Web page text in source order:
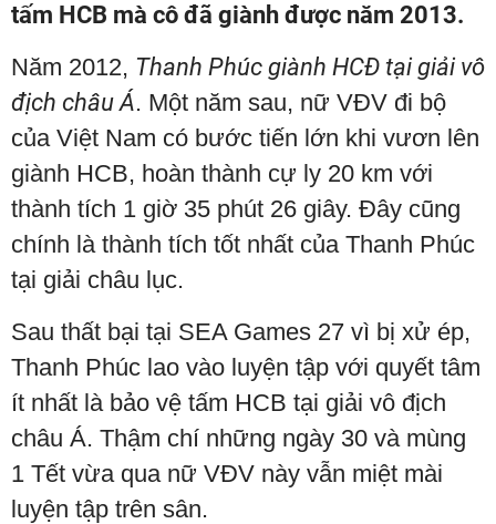
tấm HCB mà cô đã giành được năm 2013.
Năm 2012, Thanh Phúc giành HCĐ tại giải vô
địch châu Á. Một năm sau, nữ VĐV đi bộ
của Việt Nam có bước tiến lớn khi vươn lên
giành HCB, hoàn thành cự ly 20 km với
thành tích 1 giờ 35 phút 26 giây. Đây cũng
chính là thành tích tốt nhất của Thanh Phúc
tại giải châu lục.
Sau thất bại tại SEA Games 27 vì bị xử ép,
Thanh Phúc lao vào luyện tập với quyết tâm
ít nhất là bảo vệ tấm HCB tại giải vô địch
châu Á. Thậm chí những ngày 30 và mùng
1 Tết vừa qua nữ VĐV này vẫn miệt mài
luyện tập trên sân.